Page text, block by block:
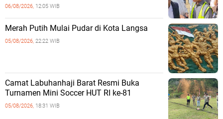
06/08/2026, 12:05 WIB
Merah Putih Mulai Pudar di Kota Langsa
05/08/2026, 22:22 WIB
Camat Labuhanhaji Barat Resmi Buka
Turnamen Mini Soccer HUT RI ke-81
05/08/2026, 18:31 WIB